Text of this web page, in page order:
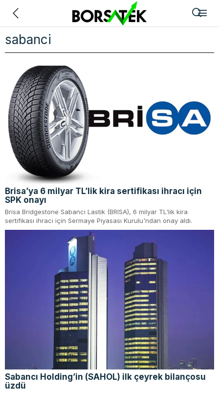
sabanci
Brisa’ya 6 milyar TL’lik kira sertifikası ihracı için
SPK onayı
Brisa Bridgestone Sabancı Lastik (BRISA), 6 milyar TL'lik kira
sertifikası ihracı için Sermaye Piyasası Kurulu'ndan onay aldı.
Sabancı Holding’in (SAHOL) ilk çeyrek bilançosu
üzdü